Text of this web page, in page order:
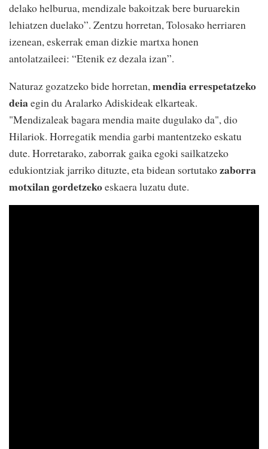
delako helburua, mendizale bakoitzak bere buruarekin
lehiatzen duelako”. Zentzu horretan, Tolosako herriaren
izenean, eskerrak eman dizkie martxa honen
antolatzaileei: “Etenik ez dezala izan”.
Naturaz gozatzeko bide horretan, mendia errespetatzeko
deiaegin du Aralarko Adiskideak elkarteak.
"Mendizaleak bagara mendia maite dugulako da", dio
Hilariok. Horregatik mendia garbi mantentzeko eskatu
dute. Horretarako, zaborrak gaika egoki sailkatzeko
edukiontziak jarriko dituzte, eta bidean sortutakozaborra
motxilan gordetzekoeskaera luzatu dute.